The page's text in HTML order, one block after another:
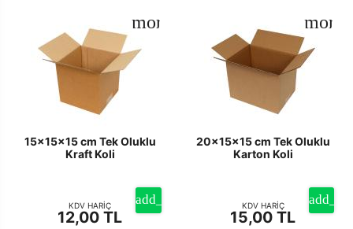
15x15x15 cm Tek Oluklu
Kraft Koli
KDV HARİÇ
12,00 TL
20x15x15 cm Tek Oluklu
Karton Koli
KDV HARİÇ
15,00 TL